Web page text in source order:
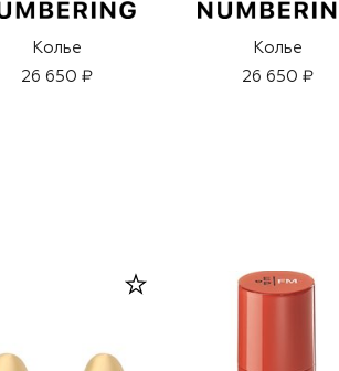
Колье
26 650 ₽
Колье
26 650 ₽